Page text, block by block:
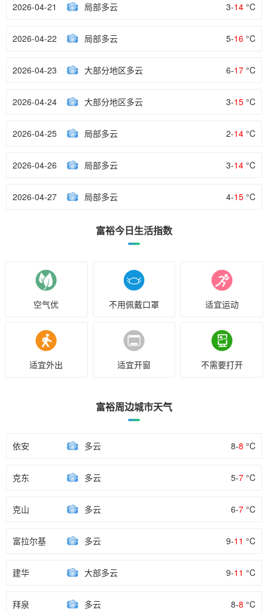
2026-04-21 局部多云 3-14 °C
2026-04-22 局部多云 5-16 °C
2026-04-23 大部分地区多云 6-17 °C
2026-04-24 大部分地区多云 3-15 °C
2026-04-25 局部多云 2-14 °C
2026-04-26 局部多云 3-14 °C
2026-04-27 局部多云 4-15 °C
富裕今日生活指数
空气优 不用佩戴口罩 适宜运动
适宜外出 适宜开窗 不需要打开
富裕周边城市天气
依安 多云 8-8 °C
克东 多云 5-7 °C
克山 多云 6-7 °C
富拉尔基 多云 9-11 °C
建华 大部多云 9-11 °C
拜泉 多云 8-8 °C